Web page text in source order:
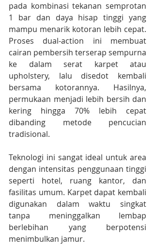
pada kombinasi tekanan semprotan
1 bar dan daya hisap tinggi yang
mampu menarik kotoran lebih cepat.
Proses dual-action ini membuat
cairan pembersih terserap sempurna
ke dalam serat karpet atau
upholstery, lalu disedot kembali
bersama kotorannya. Hasilnya,
permukaan menjadi lebih bersih dan
kering hingga 70% lebih cepat
dibanding metode pencucian
tradisional.
Teknologi ini sangat ideal untuk area
dengan intensitas penggunaan tinggi
seperti hotel, ruang kantor, dan
fasilitas umum. Karpet dapat kembali
digunakan dalam waktu singkat
tanpa meninggalkan lembap
berlebihan yang berpotensi
menimbulkan jamur.